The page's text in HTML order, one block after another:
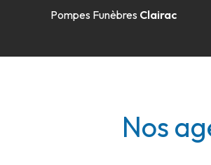
Consulter l'agence
Pompes Funèbres Clairac
Nos